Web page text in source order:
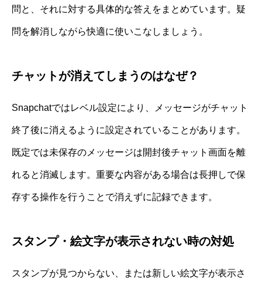
問と、それに対する具体的な答えをまとめています。疑
問を解消しながら快適に使いこなしましょう。
チャットが消えてしまうのはなぜ？
Snapchatではレベル設定により、メッセージがチャット
終了後に消えるように設定されていることがあります。
既定では未保存のメッセージは開封後チャット画面を離
れると消滅します。重要な内容がある場合は長押しで保
存する操作を行うことで消えずに記録できます。
スタンプ・絵文字が表示されない時の対処
スタンプが見つからない、または新しい絵文字が表示さ